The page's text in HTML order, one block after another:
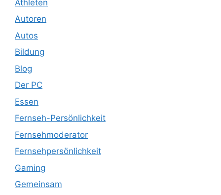
Athleten
Autoren
Autos
Bildung
Blog
Der PC
Essen
Fernseh-Persönlichkeit
Fernsehmoderator
Fernsehpersönlichkeit
Gaming
Gemeinsam